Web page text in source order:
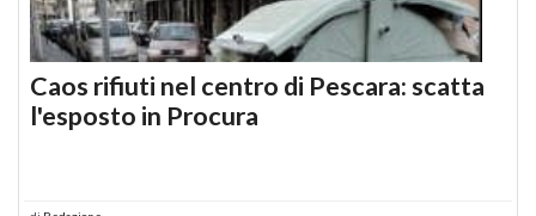
Caos rifiuti nel centro di Pescara: scatta
l'esposto in Procura